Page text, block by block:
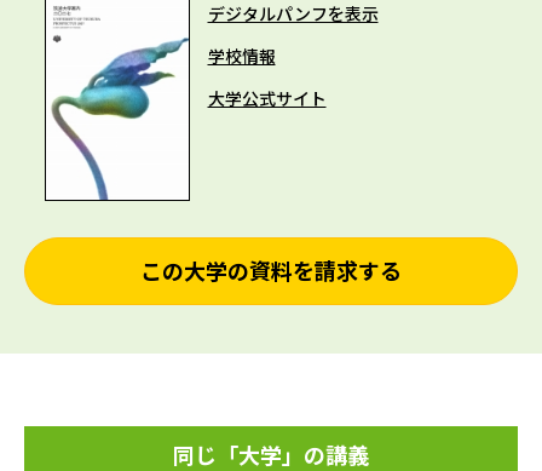
デジタルパンフを表示
学校情報
大学公式サイト
この大学の資料を請求する
同じ「大学」の講義